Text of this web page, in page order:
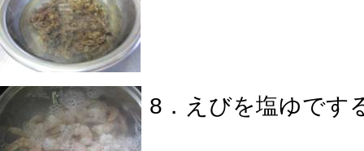
8．えびを塩ゆです